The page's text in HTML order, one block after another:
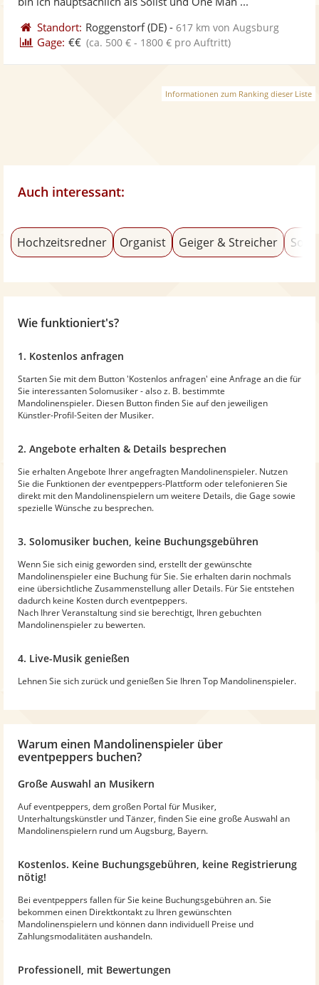
Standort: Roggenstorf(DE) -617 km von Augsburg
Gage: €€ (ca. 500 € - 1800 € pro Auftritt)
Informationen zum Ranking dieser Liste
Auch interessant:
Hochzeitsredner Organist Geiger & Streicher Soul
Wie funktioniert's?
1. Kostenlos anfragen
Starten Sie mit dem Button 'Kostenlos anfragen' eine Anfrage an die für
Sie interessanten Solomusiker - also z. B. bestimmte
Mandolinenspieler. Diesen Button finden Sie auf den jeweiligen
Künstler-Profil-Seiten der Musiker.
2. Angebote erhalten & Details besprechen
Sie erhalten Angebote Ihrer angefragten Mandolinenspieler. Nutzen
Sie die Funktionen der eventpeppers-Plattform oder telefonieren Sie
direkt mit den Mandolinenspielern um weitere Details, die Gage sowie
spezielle Wünsche zu besprechen.
3. Solomusiker buchen, keine Buchungsgebühren
Wenn Sie sich einig geworden sind, erstellt der gewünschte
Mandolinenspieler eine Buchung für Sie. Sie erhalten darin nochmals
eine übersichtliche Zusammenstellung aller Details. Für Sie entstehen
dadurch keine Kosten durch eventpeppers.
Nach Ihrer Veranstaltung sind sie berechtigt, Ihren gebuchten
Mandolinenspieler zu bewerten.
4. Live-Musik genießen
Lehnen Sie sich zurück und genießen Sie Ihren Top Mandolinenspieler.
Warum einen Mandolinenspieler über
eventpeppers buchen?
Große Auswahl an Musikern
Auf eventpeppers, dem großen Portal für Musiker,
Unterhaltungskünstler und Tänzer, finden Sie eine große Auswahl an
Mandolinenspielern rund um Augsburg, Bayern.
Kostenlos. Keine Buchungsgebühren, keine Registrierung
nötig!
Bei eventpeppers fallen für Sie keine Buchungsgebühren an. Sie
bekommen einen Direktkontakt zu Ihren gewünschten
Mandolinenspielern und können dann individuell Preise und
Zahlungsmodalitäten aushandeln.
Professionell, mit Bewertungen